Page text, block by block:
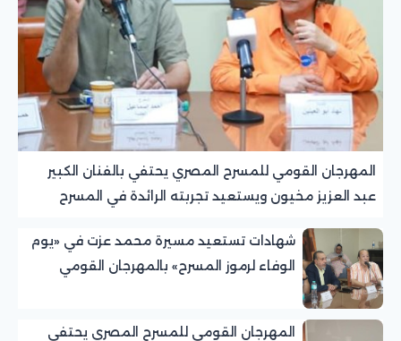
المهرجان القومي للمسرح المصري يحتفي بالفنان الكبير
عبد العزيز مخيون ويستعيد تجربته الرائدة في المسرح
شهادات تستعيد مسيرة محمد عزت في «يوم
الوفاء لرموز المسرح» بالمهرجان القومي
المهرجان القومي للمسرح المصري يحتفي